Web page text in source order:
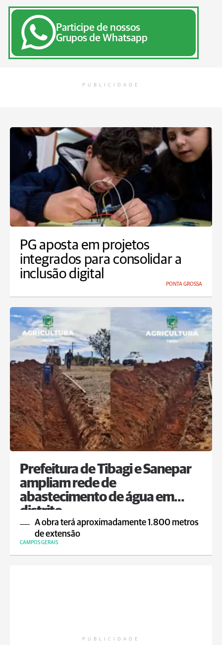
Participe de nossos
Grupos de Whatsapp
PUBLICIDADE
PG aposta em projetos
integrados para consolidar a
inclusão digital
PONTA GROSSA
Prefeitura de Tibagi e Sanepar
ampliam rede de
abastecimento de água em
distrito
A obra terá aproximadamente 1.800 metros
de extensão
CAMPOS GERAIS
PUBLICIDADE